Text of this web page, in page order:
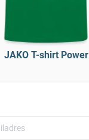
JAKO T-shirt Power